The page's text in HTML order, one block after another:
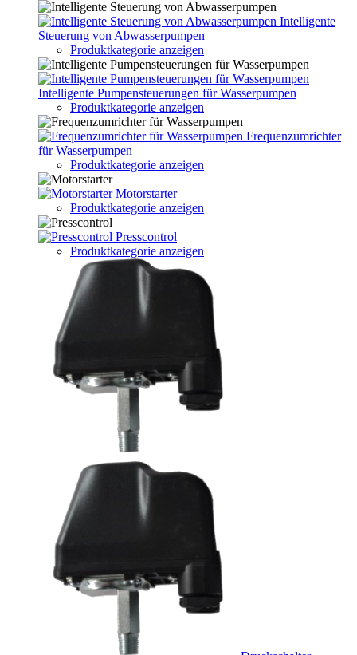
Intelligente
Steuerung von Abwasserpumpen
Produktkategorie anzeigen
Intelligente Pumpensteuerungen für Wasserpumpen
Produktkategorie anzeigen
Frequenzumrichter
für Wasserpumpen
Produktkategorie anzeigen
Motorstarter
Produktkategorie anzeigen
Presscontrol
Produktkategorie anzeigen